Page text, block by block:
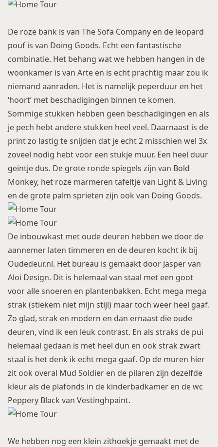
De roze bank is van The Sofa Company en de leopard
pouf is van Doing Goods. Echt een fantastische
combinatie. Het behang wat we hebben hangen in de
woonkamer is van Arte en is echt prachtig maar zou ik
niemand aanraden. Het is namelijk peperduur en het
‘hoort’ met beschadigingen binnen te komen.
Sommige stukken hebben geen beschadigingen en als
je pech hebt andere stukken heel veel. Daarnaast is de
print zo lastig te snijden dat je echt 2 misschien wel 3x
zoveel nodig hebt voor een stukje muur. Een heel duur
geintje dus. De grote ronde spiegels zijn van Bold
Monkey, het roze marmeren tafeltje van Light & Living
en de grote palm sprieten zijn ook van Doing Goods.
De inbouwkast met oude deuren hebben we door de
aannemer laten timmeren en de deuren kocht ik bij
Oudedeur.nl. Het bureau is gemaakt door Jasper van
Aloi Design. Dit is helemaal van staal met een goot
voor alle snoeren en plantenbakken. Echt mega mega
strak (stiekem niet mijn stijl) maar toch weer heel gaaf.
Zo glad, strak en modern en dan ernaast die oude
deuren, vind ik een leuk contrast. En als straks de pui
helemaal gedaan is met heel dun en ook strak zwart
staal is het denk ik echt mega gaaf. Op de muren hier
zit ook overal Mud Soldier en de pilaren zijn dezelfde
kleur als de plafonds in de kinderbadkamer en de wc
Peppery Black van Vestinghpaint.
We hebben nog een klein zithoekje gemaakt met de